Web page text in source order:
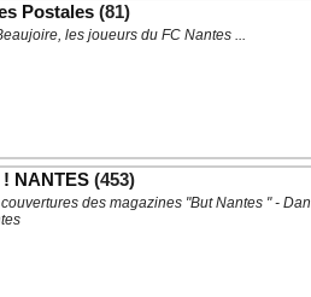
Postales (81)
les joueurs du FC Nantes ...
! NANTES (453)
des magazines "But Nantes " -